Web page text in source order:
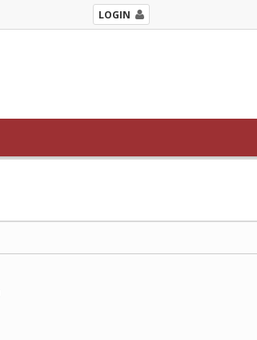
LOGIN